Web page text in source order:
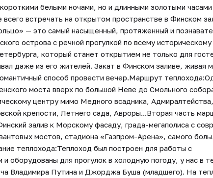
белыми ночами, но и длинными золотыми часами
встречать на открытом пространстве в Финском
— это самый насыщенный, протяженный и
острова с речной прогулкой по всему
который станет открытием не только для
даже из его жителей. Закат в Финском заливе, живая
способ провести вечер.Маршрут
моста вверх по большой Неве до Смольного
центру мимо Медного всадника,
крепости, Летнего сада, Авроры...Вторая часть
залив к Морскому фасаду, града-мегаполиса с
мостов, стадиона «Газпром-Арена», самого
теплохода:Теплоход был построен для работы с
и оборудованы для прогулок в холодную погоду, у нас в
Владимира Путина и Джорджа Буша (младшего). На